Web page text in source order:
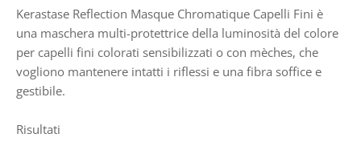
Kerastase Reflection Masque Chromatique Capelli Fini è
una maschera multi-protettrice della luminosità del colore
per capelli fini colorati sensibilizzati o con mèches, che
vogliono mantenere intatti i riflessi e una fibra soffice e
gestibile.
Risultati